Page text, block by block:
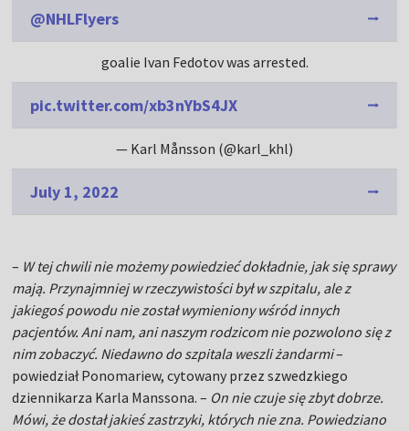
@NHLFlyers
goalie Ivan Fedotov was arrested.
pic.twitter.com/xb3nYbS4JX
— Karl Månsson (@karl_khl)
July 1, 2022
– W tej chwili nie możemy powiedzieć dokładnie, jak się sprawy
mają. Przynajmniej w rzeczywistości był w szpitalu, ale z
jakiegoś powodu nie został wymieniony wśród innych
pacjentów. Ani nam, ani naszym rodzicom nie pozwolono się z
nim zobaczyć. Niedawno do szpitala weszli żandarmi–
powiedział Ponomariew, cytowany przez szwedzkiego
dziennikarza Karla Manssona. – On nie czuje się zbyt dobrze.
Mówi, że dostał jakieś zastrzyki, których nie zna. Powiedziano